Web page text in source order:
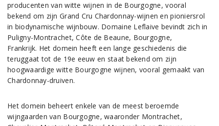
producenten van witte wijnen in de Bourgogne, vooral
bekend om zijn Grand Cru Chardonnay-wijnen en pioniersrol
in biodynamische wijnbouw. Domaine Leflaive bevindt zich in
Puligny-Montrachet, Côte de Beaune, Bourgogne,
Frankrijk. Het domein heeft een lange geschiedenis die
teruggaat tot de 19e eeuw en staat bekend om zijn
hoogwaardige witte Bourgogne wijnen, vooral gemaakt van
Chardonnay-druiven.
Het domein beheert enkele van de meest beroemde
wijngaarden van Bourgogne, waaronder Montrachet,